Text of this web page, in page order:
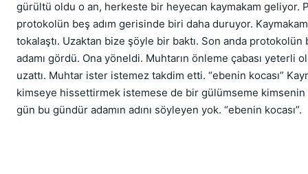
gürültü oldu o an, herkeste bir heyecan kaymakam geliyor.
protokolün beş adım gerisinde biri daha duruyor.
tokalaştı. Uzaktan bize şöyle bir baktı. Son anda protokolün
adamı gördü. Ona yöneldi. Muhtarın önleme çabası yeterli
uzattı. Muhtar ister istemez takdim etti. “ebenin kocası”
kimseye hissettirmek istemese de bir gülümseme kimsenin
gün bu gündür adamın adını söyleyen yok. “ebenin kocası”.